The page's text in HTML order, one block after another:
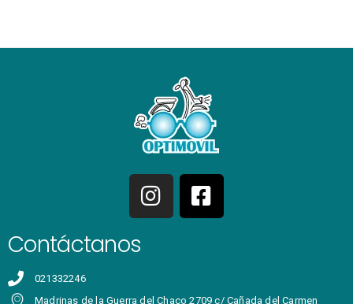
Contáctanos
021332246
Madrinas de la Guerra del Chaco 2709 c/ Cañada del Carmen